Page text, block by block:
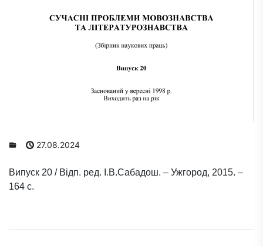
27.08.2024
Випуск 20 / Відп. ред. І.В.Сабадош. – Ужгород, 2015. –
164 с.